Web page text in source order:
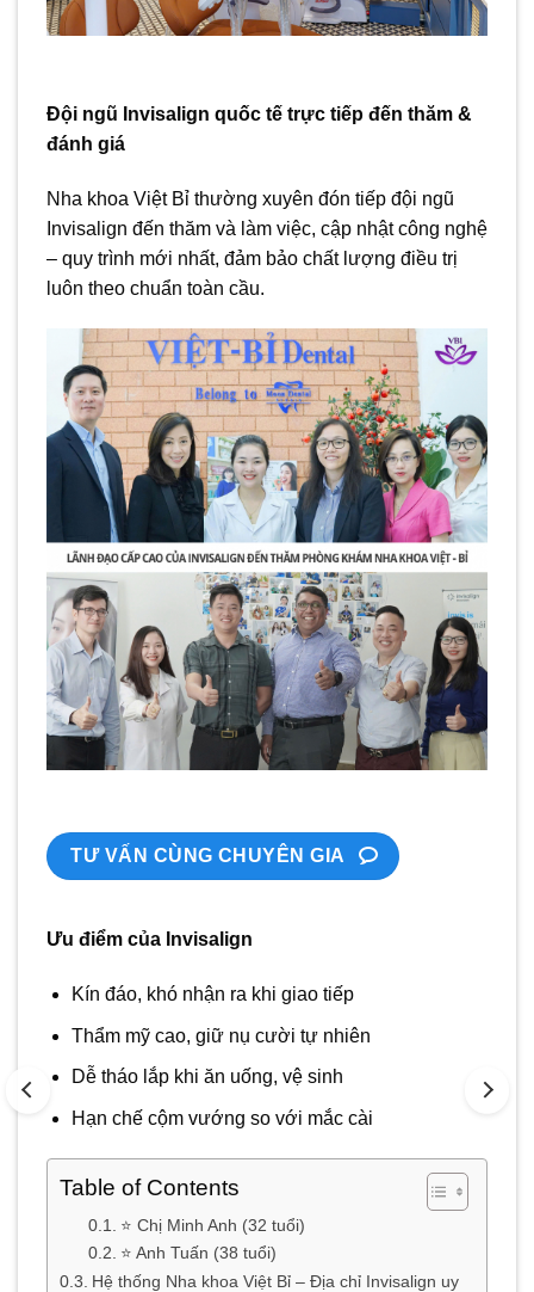
Đội ngũ Invisalign quốc tế trực tiếp đến thăm &
đánh giá
Nha khoa Việt Bỉ thường xuyên đón tiếp đội ngũ
Invisalign đến thăm và làm việc, cập nhật công nghệ
– quy trình mới nhất, đảm bảo chất lượng điều trị
luôn theo chuẩn toàn cầu.
TƯ VẤN CÙNG CHUYÊN GIA
Ưu điểm của Invisalign
Kín đáo, khó nhận ra khi giao tiếp
Thẩm mỹ cao, giữ nụ cười tự nhiên
Dễ tháo lắp khi ăn uống, vệ sinh
Hạn chế cộm vướng so với mắc cài
Table of Contents
⭐ Chị Minh Anh (32 tuổi)
⭐ Anh Tuấn (38 tuổi)
Hệ thống Nha khoa Việt Bỉ – Địa chỉ Invisalign uy